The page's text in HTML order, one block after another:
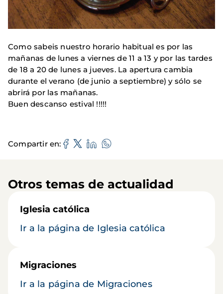
Como sabeis nuestro horario habitual es por las
mañanas de lunes a viernes de 11 a 13 y por las tardes
de 18 a 20 de lunes a jueves. La apertura cambia
durante el verano (de junio a septiembre) y sólo se
abrirá por las mañanas.
Buen descanso estival !!!!!
Compartir en
Otros temas de actualidad
Iglesia católica
Ir a la página de Iglesia católica
Migraciones
Ir a la página de Migraciones